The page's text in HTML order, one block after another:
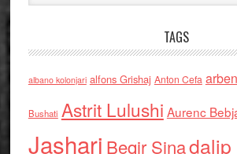
TAGS
albano kolonjari alfons Grishaj Anton Cefa
Bushati Astrit Lulushi Aurenc
Jashari Beqir Sinadalip